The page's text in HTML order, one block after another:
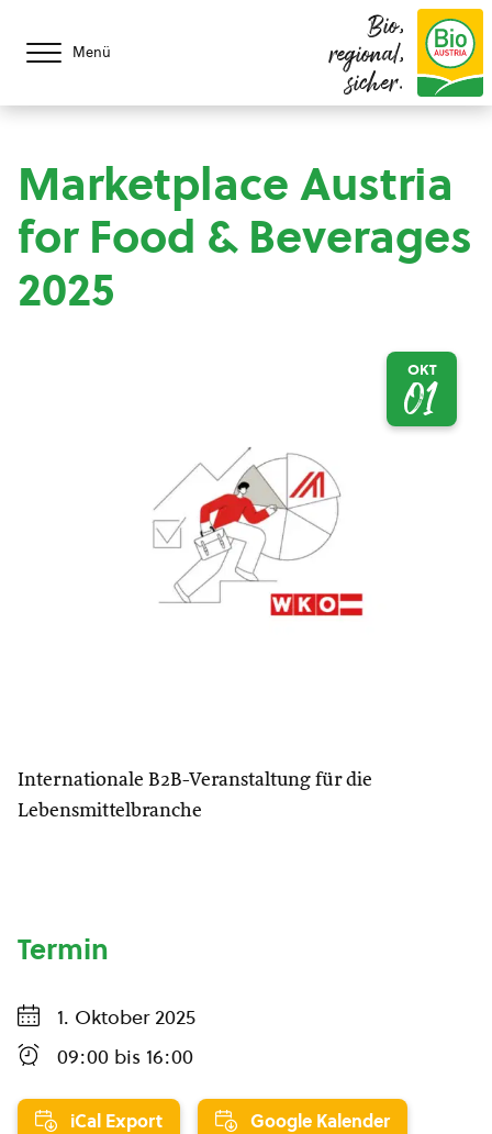
Menü
Bio,
regional,
sicher.
Marketplace Austria
for Food & Beverages
2025
OKT
01
Internationale B2B-Veranstaltung für die
Lebensmittelbranche
Termin
1. Oktober 2025
09:00 bis 16:00
iCal Export Google Kalender